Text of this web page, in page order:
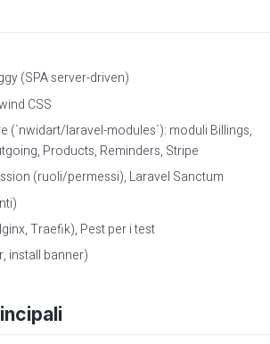
(SPA server-driven)
CSS
(`nwidart/laravel-modules`): moduli Billings,
Products, Reminders, Stripe
(ruoli/permessi), Laravel Sanctum
Traefik), Pest per i test
install banner)